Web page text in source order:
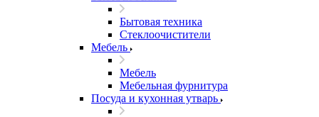
Бытовая техника
Стеклоочистители
Мебель
Мебель
Мебельная фурнитура
Посуда и кухонная утварь